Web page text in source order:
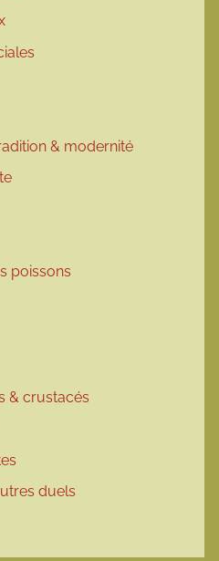
& modernité
poissons
& crustacés
duels